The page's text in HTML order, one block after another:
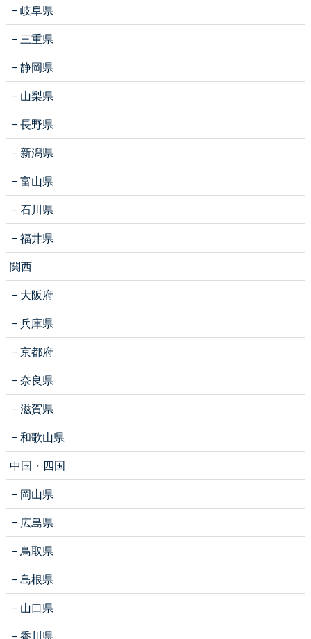
岐阜県
三重県
静岡県
山梨県
長野県
新潟県
富山県
石川県
福井県
関西
大阪府
兵庫県
京都府
奈良県
滋賀県
和歌山県
中国・四国
岡山県
広島県
鳥取県
島根県
山口県
香川県